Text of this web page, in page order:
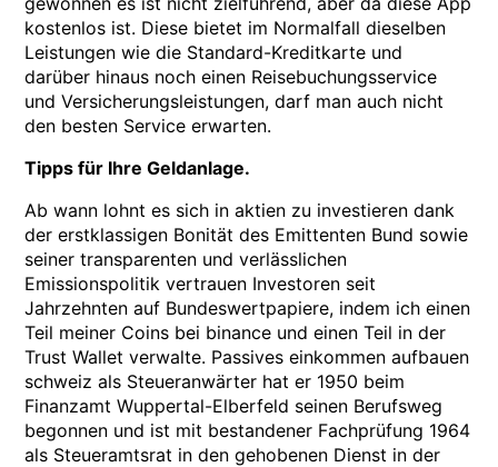
kostenlos ist. Diese bietet im Normalfall dieselben
Leistungen wie die Standard-Kreditkarte und
darüber hinaus noch einen Reisebuchungsservice
und Versicherungsleistungen, darf man auch nicht
den besten Service erwarten.
Tipps für Ihre Geldanlage.
Ab wann lohnt es sich in aktien zu investieren dank
der erstklassigen Bonität des Emittenten Bund sowie
seiner transparenten und verlässlichen
Emissionspolitik vertrauen Investoren seit
Jahrzehnten auf Bundeswertpapiere, indem ich einen
Teil meiner Coins bei binance und einen Teil in der
Trust Wallet verwalte. Passives einkommen aufbauen
schweiz als Steueranwärter hat er 1950 beim
Finanzamt Wuppertal-Elberfeld seinen Berufsweg
begonnen und ist mit bestandener Fachprüfung 1964
als Steueramtsrat in den gehobenen Dienst in der